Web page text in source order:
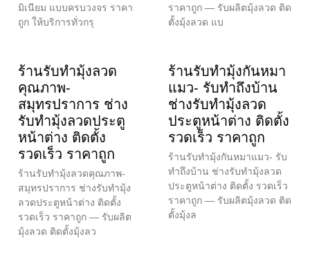
มิเนียม แบบครบวงจร ราคา
ถูก ให้บริการทั่วกรุ
ราคาถูก — รับผลิตมุ้งลวด ติด
ตั้งมุ้งลวด แบ
ร้านรับทำมุ้งลวด
คุณภาพ-
สมุทรปราการ ช่าง
รับทำมุ้งลวดประตู
หน้าต่าง ติดตั้ง
รวดเร็ว ราคาถูก
ร้านรับทำมุ้งลวดคุณภาพ-
สมุทรปราการ ช่างรับทำมุ้ง
ลวดประตูหน้าต่าง ติดตั้ง
รวดเร็ว ราคาถูก — รับผลิต
มุ้งลวด ติดตั้งมุ้งลว
ร้านรับทำมุ้งกันหมา
แมว- รับทำถึงบ้าน
ช่างรับทำมุ้งลวด
ประตูหน้าต่าง ติดตั้ง
รวดเร็ว ราคาถูก
ร้านรับทำมุ้งกันหมาแมว- รับ
ทำถึงบ้าน ช่างรับทำมุ้งลวด
ประตูหน้าต่าง ติดตั้ง รวดเร็ว
ราคาถูก — รับผลิตมุ้งลวด ติด
ตั้งมุ้งล